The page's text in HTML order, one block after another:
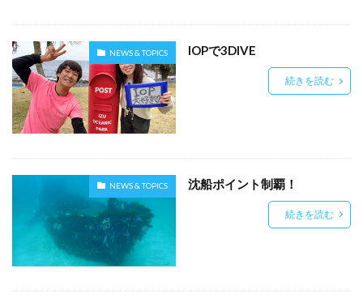
NEWS & TOPICS IOPで3DIVE
続きを読む
NEWS & TOPICS 沈船ポイント制覇！
続きを読む